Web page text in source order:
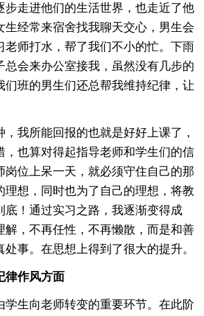
步走进他们的生活世界，也走近了他
生经常来宿舍找我聊天交心，男生会
老师打水，帮了我们不小的忙。下雨
总会来办公室接我，虽然没有几步的
们班的男生们还总帮我维持纪律，让
我所能回报的也就是好好上课了，
，也算对得起指导老师和学生们的信
岗位上呆一天，就必须守住自己的那
理想，同时也为了自己的理想，将教
底！通过实习之路，我逐渐变得成
解，不再任性，不再懒散，而是和善
事。在思想上得到了很大的提升。
律作风方面
生向老师转变的重要环节。在此阶